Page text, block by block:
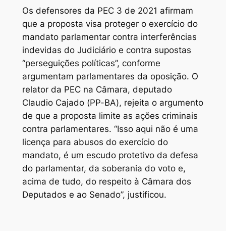
Os defensores da PEC 3 de 2021 afirmam
que a proposta visa proteger o exercício do
mandato parlamentar contra interferências
indevidas do Judiciário e contra supostas
“perseguições políticas”, conforme
argumentam parlamentares da oposição. O
relator da PEC na Câmara, deputado
Claudio Cajado (PP-BA), rejeita o argumento
de que a proposta limite as ações criminais
contra parlamentares. “Isso aqui não é uma
licença para abusos do exercício do
mandato, é um escudo protetivo da defesa
do parlamentar, da soberania do voto e,
acima de tudo, do respeito à Câmara dos
Deputados e ao Senado”, justificou.